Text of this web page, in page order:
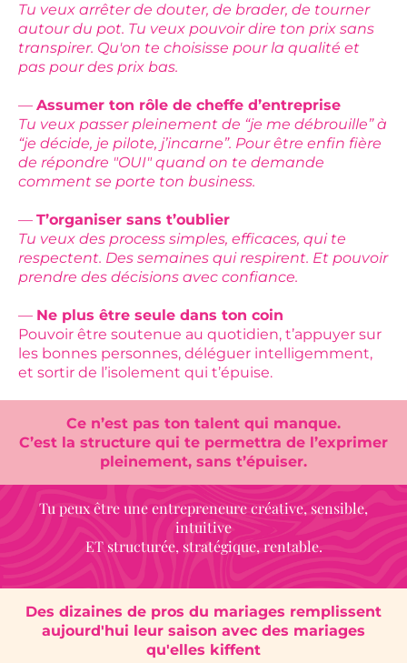
Tu veux arrêter de douter, de brader, de tourner
autour du pot. Tu veux pouvoir dire ton prix sans
transpirer. Qu'on te choisisse pour la qualité et
pas pour des prix bas.
— Assumer ton rôle de cheffe d’entreprise
Tu veux passer pleinement de “je me débrouille” à
“je décide, je pilote, j’incarne”. Pour être enfin fière
de répondre "OUI" quand on te demande
comment se porte ton business.
— T’organiser sans t’oublier
Tu veux des process simples, efficaces, qui te
respectent. Des semaines qui respirent. Et pouvoir
prendre des décisions avec confiance.
— Ne plus être seule dans ton coin
Pouvoir être soutenue au quotidien, t’appuyer sur
les bonnes personnes, déléguer intelligemment,
et sortir de l’isolement qui t’épuise.
Ce n’est pas ton talent qui manque.
C’est la structure qui te permettra de l’exprimer
pleinement, sans t’épuiser.
Tu peux être une entrepreneure créative, sensible,
intuitive
ET structurée, stratégique, rentable.
Des dizaines de pros du mariages remplissent
aujourd'hui leur saison avec des mariages
qu'elles kiffent